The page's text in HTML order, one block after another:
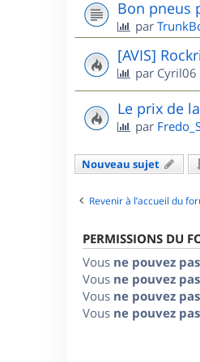
Bon pneus
par
[AVIS]
par Cyril06
Le prix de
par
Nouveau sujet
Revenir à l’accueil du
PERMISSIONS DU
Vous ne pouvez pas
Vous ne pouvez pas
Vous ne pouvez pas
Vous ne pouvez pas